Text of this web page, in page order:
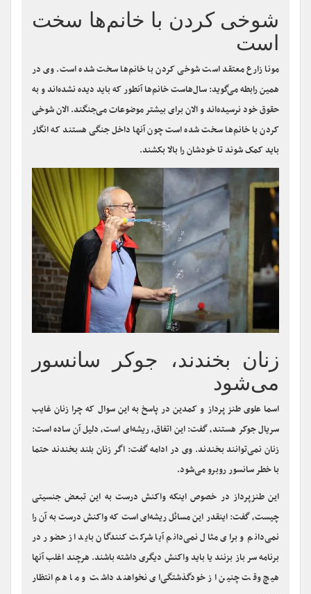
به آن مرحله نرسیده است.
شوخی کردن با خانم‌ها سخت
است
مونا زارع معتقد است شوخی کردن با خانم‌ها سخت شده است. وی در
همین رابطه می‌گوید: سال‌هاست خانم‌ها آنطور که باید دیده نشده‌اند و به
حقوق خود نرسیده‌اند و الان برای بیشتر موضوعات می‌جنگند. الان شوخی
کردن با خانم‌ها سخت شده است چون آنها داخل جنگی هستند که انگار
باید کمک شوند تا خودشان را بالا بکشند.
زنان بخندند، جوکر سانسور
می‌شود
اسما علوی طنز پرداز و کمدین در پاسخ به این سوال که چرا زنان غایب
سریال جوکر هستند، گفت: این اتفاق، ریشه‌ای است، دلیل آن ساده است:
با خطر سانسور روبرو می‌شود.
این طنزپرداز در خصوص اینکه واکنش درست به این تبعض جنسیتی
چیست، گفت: اینقدر این مسائل ریشه‌ای است که واکنش درست به آن را
نمی‌دانم و برای مثال نمی‌دانم آیا شرکت کنندگان باید از حضور در